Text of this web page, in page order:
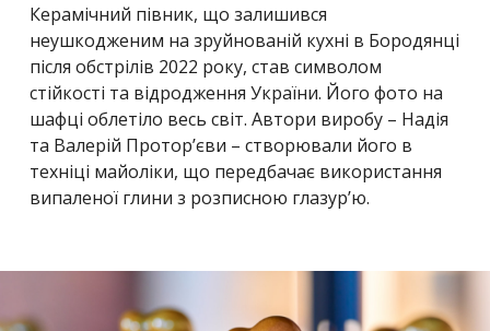
Керамічний півник, що залишився
неушкодженим на зруйнованій кухні в Бородянці
після обстрілів 2022 року, став символом
стійкості та відродження України. Його фото на
шафці облетіло весь світ. Автори виробу – Надія
та Валерій Протор’єви – створювали його в
техніці майоліки, що передбачає використання
випаленої глини з розписною глазур’ю.